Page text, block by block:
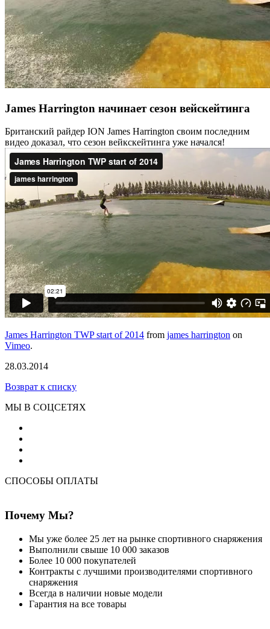
James Harrington начинает сезон вейскейтинга
Британский райдер ION James Harrington своим последним
видео доказал, что сезон вейкскейтинга уже начался!
James Harrington TWP start of 2014 from james harrington on
Vimeo.
28.03.2014
Возврат к списку
МЫ В СОЦСЕТЯХ
СПОСОБЫ ОПЛАТЫ
Почему Мы?
Мы уже более 25 лет на рынке спортивного снаряжения
Выполнили свыше 10 000 заказов
Более 10 000 покупателей
Контракты с лучшими производителями спортивного
снаряжения
Всегда в наличии новые модели
Гарантия на все товары